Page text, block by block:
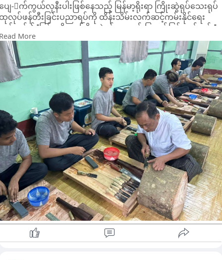
ျေ-ာက်ကွယ်လုနီးပါးဖြစ်နေသည့် မြန်မာ့ရိုးရာ ကြိုးဆွဲရုပ်သေးရုပ်
လုပ်ဖန်တီးခြင်းပညာရပ်ကို ထိန်းသိမ်းလက်ဆင့်ကမ်းနိုင်ရေး
ည်ရွယ်၍ "မြန်မာ့ရိုးရာ ကြိုးဆွဲရုပ်သေးရုပ် ပြုလုပ်ခြင်းသင်တန်း"
ဇူလိုင် ၇ ရက်မှစတင်ကာ ဖွင့်လှစ်သင်ကြားပေးနေပြီဖြစ်ကြောင်း
ြန်မာ့ယဉ်ကျေးမှုအမွေအနှစ်များ ထိန်းသိမ်းစောင့်ရှောက်ရေးအဖွဲ့
မှ သိရသည်။
ြန်မာ့ရိုးရာ ကြိုးဆွဲရုပ်သေးသဘင်ပညာရပ်သည် အနုစိတ်ကျပြီး
က်ရာမြောက်သည့် ရိုးရာအနုပညာတစ်ရပ်ဖြစ်သည့်အပြင်
ပ်သေးရုပ်များကို ကိုယ်တိုင်ထုလုပ်ဖန်တီးရသည့် ပညာရပ်မှာ
ည်း အလွန်ခက်ခဲသဖြင့် လက်ရှိတွင် သင်ကြားပို့ချပေးနိုင်သူနှင့်
င်ယူလိုသူ နည်းပါးလာကာ ပျောက်ကွယ်လုနီးပါး အခြေအနေသို့
ောက်ရှိနေကြောင်း သိရသည်။
င်းကြောင့် မျိုးဆက်သစ်လူငယ်များထံ ရိုးရာအမွေအနှစ်ပညာရပ်
ျား ဆက်လက်လက်ဆင့်ကမ်းနိုင်ရေးအတွက် သင်တန်းသားများကို
စစ်ရွေးချယ်ကာ အခမဲ့ဖွင့်လှစ်သင်ကြားပေးခြင်းဖြစ်ပြီး သင်တန်း
ရိတ်အားလုံးကိုလည်း မြန်မာ့ယဉ်ကျေးမှုအမွေအနှစ်များ
န်းသိမ်းစောင့်ရှောက်ရေးအဖွဲ့က ကျခံပံ့ပိုးပေးသွားမည်
ြစ်ကြောင်း သိရသည်။
င်တန်းနည်းပြ ဒေါ်စန္ဒာခင်၏ ပြောကြားချက်အရ ရုပ်သေးရုပ်စုံ
၂၈) မျိုးစလုံးကို စနစ်တကျပြုလုပ်တတ်မြောက်ရန် တစ်နှစ်ကျော်
န့် ကြာမြင့်နိုင်ပြီး သင်တန်းသားများ၏ အခြေခံပညာ၊ စိတ်ဝင်စားမှု
င့် ဇွဲလုံ့လတို့အပေါ် များစွာမူတည်ကြောင်း သိရသည်။
More